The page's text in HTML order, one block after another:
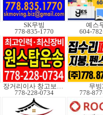
SK무빙
778-835-1770
예스
604-
장거리이사 창고보관정크
778-228-0734
무
778-